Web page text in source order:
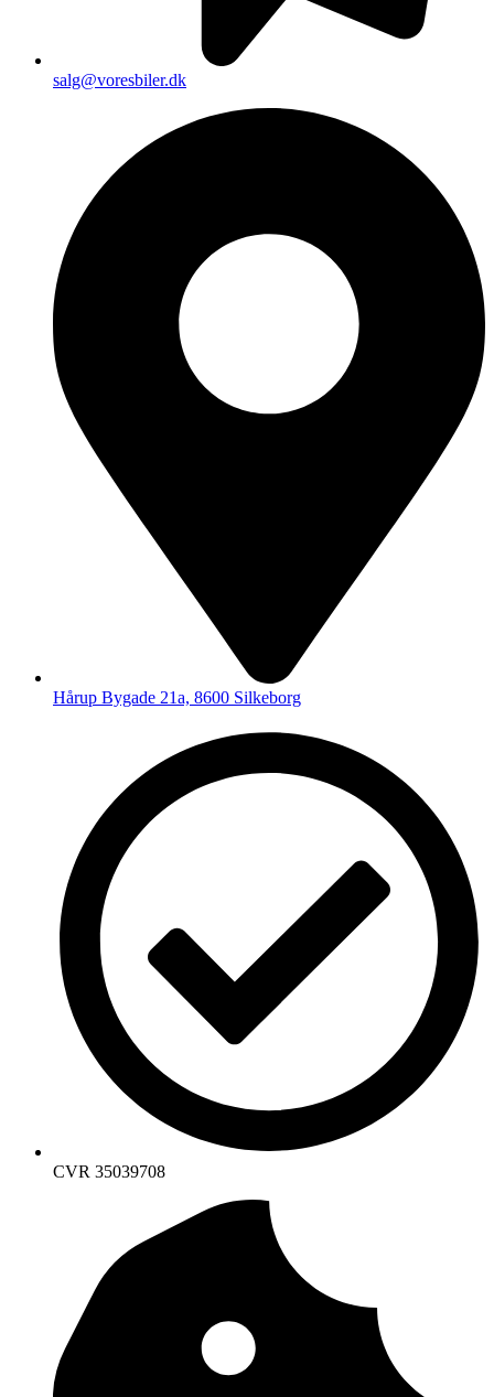
salg@voresbiler.dk
Hårup Bygade 21a, 8600 Silkeborg
CVR 35039708